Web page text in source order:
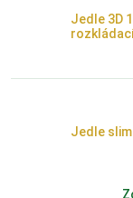
Jedle 3D
Jedle slim